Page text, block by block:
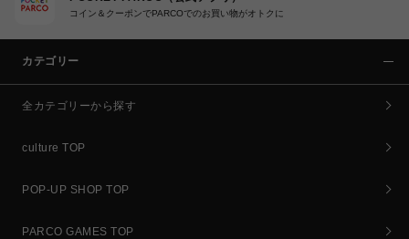
コイン＆クーポンでPARCOでのお買い物がオトクに
カテゴリー
全カテゴリーから探す
culture TOP
POP-UP SHOP TOP
PARCO GAMES TOP